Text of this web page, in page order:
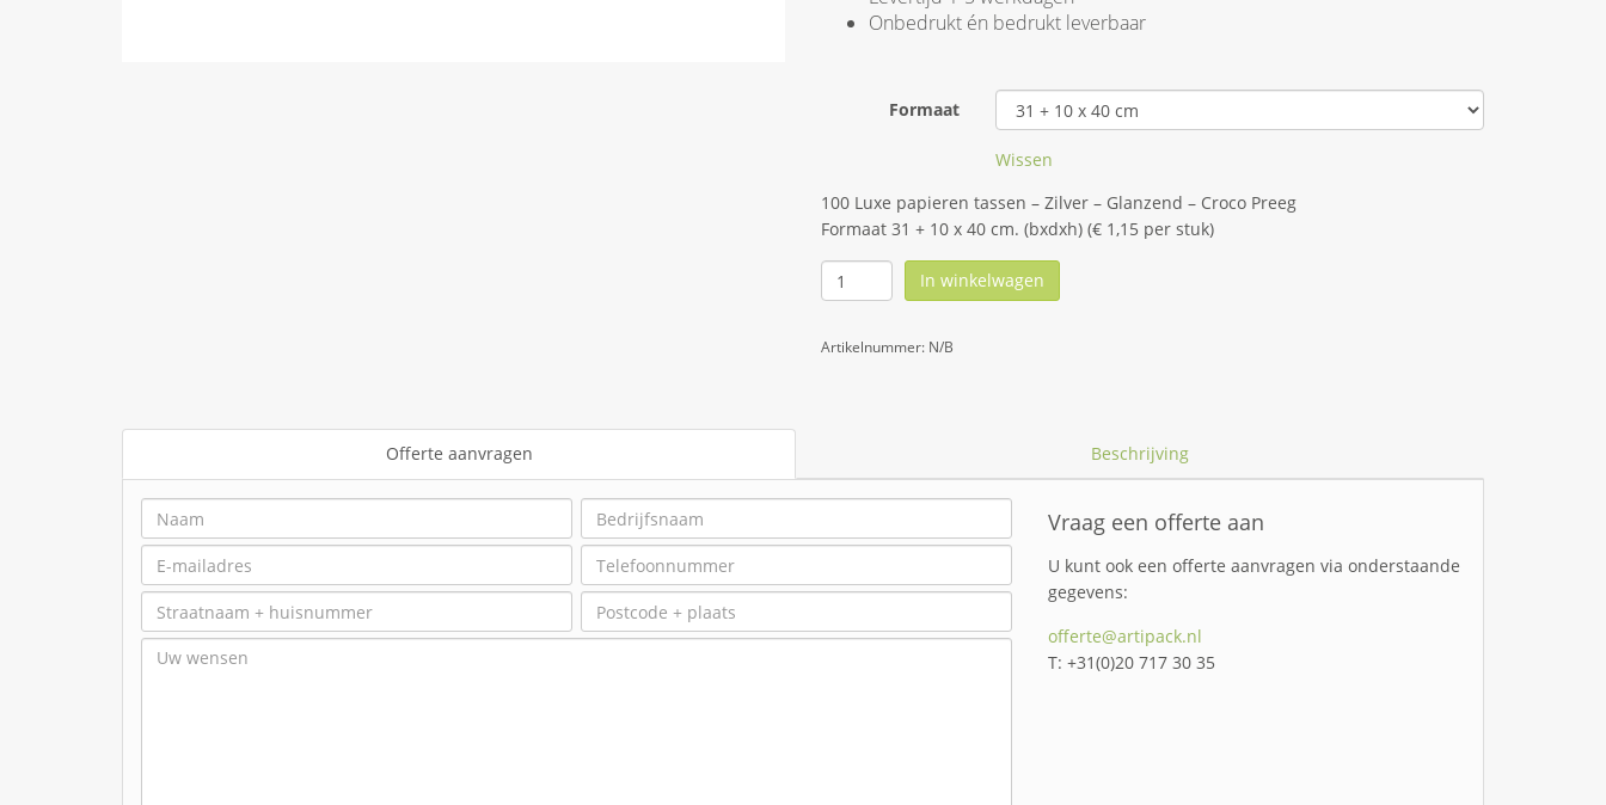
Onbedrukt én bedrukt leverbaar
Formaat
Wissen
100 Luxe papieren tassen – Zilver – Glanzend – Croco Preeg
Formaat 31 + 10 x 40 cm. (bxdxh) (€ 1,15 per stuk)
In winkelwagen
Artikelnummer: N/B
Offerte aanvragen Beschrijving
Vraag een offerte aan
U kunt ook een offerte aanvragen via onderstaande
gegevens:
offerte@artipack.nl
T: +31(0)20 717 30 35